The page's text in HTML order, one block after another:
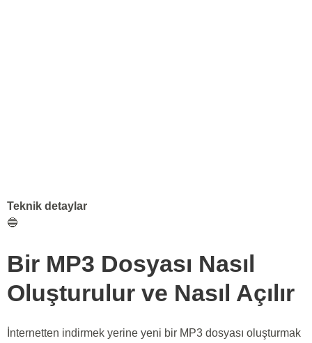
Teknik detaylar
🔵
Bir MP3 Dosyası Nasıl
Oluşturulur ve Nasıl Açılır
İnternetten indirmek yerine yeni bir MP3 dosyası oluşturmak